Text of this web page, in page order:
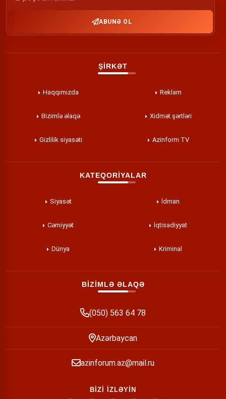
ABUNƏ OL
ŞİRKƏT
Haqqımızda Reklam
Bizimlə əlaqə Xidmət şərtləri
Gizlilik siyasəti Azinform TV
KATEQORİYALAR
Siyasət İdman
Cəmiyyət İqtisadiyyat
Dünya Kriminal
BİZİMLƏ ƏLAQƏ
(050) 563 64 78
Azərbaycan
azinforum.az@mail.ru
BİZİ İZLƏYİN